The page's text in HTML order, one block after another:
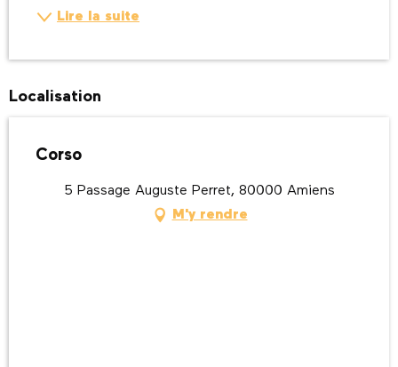
Lire la suite
Localisation
Corso
5 Passage Auguste Perret, 80000 Amiens
M'y rendre